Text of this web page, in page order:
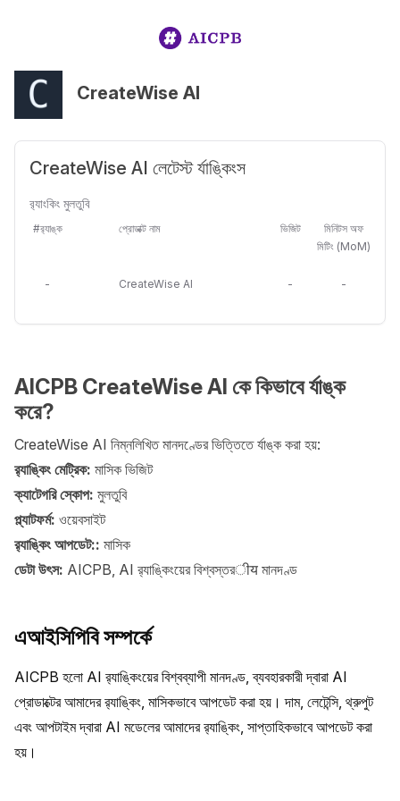
CreateWise AI
CreateWise AI লেটেস্ট র্যাঙ্কিংস
র‍্যাংকিং মুলতুবি
#র‍্যাঙ্ক প্রোডাক্ট নাম ভিজিট
মিনিটস অফ
মিটিং (MoM)
- CreateWise AI - -
AICPB CreateWise AI কে কিভাবে র্যাঙ্ক
করে?
CreateWise AI নিম্নলিখিত মানদণ্ডের ভিত্তিতে র্যাঙ্ক করা হয়:
র‍্যাঙ্কিং মেট্রিক: মাসিক ভিজিট
ক্যাটেগরি স্কোপ: মুলতুবি
প্ল্যাটফর্ম: ওয়েবসাইট
র‍্যাঙ্কিং আপডেট:: মাসিক
ডেটা উৎস: AICPB, AI র‍্যাঙ্কিংয়ের বিশ্বস্তরीय মানদণ্ড
এআইসিপিবি সম্পর্কে
AICPB হলো AI র‍্যাঙ্কিংয়ের বিশ্বব্যাপী মানদণ্ড, ব্যবহারকারী দ্বারা AI
প্রোডাক্টের আমাদের র‍্যাঙ্কিং, মাসিকভাবে আপডেট করা হয়। দাম, লেটেন্সি, থ্রুপুট
এবং আপটাইম দ্বারা AI মডেলের আমাদের র‍্যাঙ্কিং, সাপ্তাহিকভাবে আপডেট করা
হয়।